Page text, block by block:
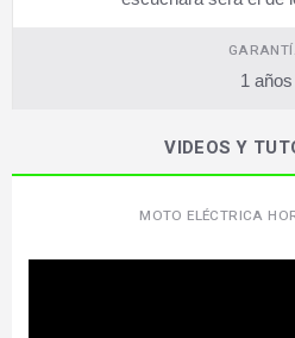
1 años
VIDEOS Y
MOTO ELÉCTRICA